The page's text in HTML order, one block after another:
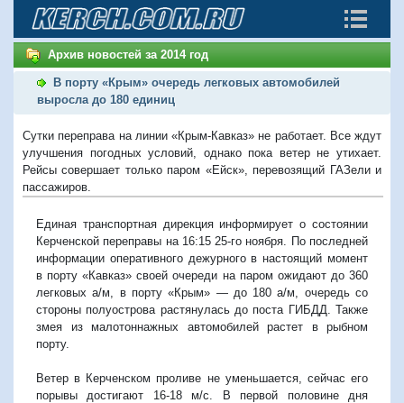
Архив новостей за 2014 год
В порту «Крым» очередь легковых автомобилей
выросла до 180 единиц
Сутки переправа на линии «Крым-Кавказ» не работает. Все ждут
улучшения погодных условий, однако пока ветер не утихает.
Рейсы совершает только паром «Ейск», перевозящий ГАЗели и
пассажиров.
Единая транспортная дирекция информирует о состоянии
Керченской переправы на 16:15 25-го ноября. По последней
информации оперативного дежурного в настоящий момент
в порту «Кавказ» своей очереди на паром ожидают до 360
легковых а/м, в порту «Крым» — до 180 а/м, очередь со
стороны полуострова растянулась до поста ГИБДД. Также
змея из малотоннажных автомобилей растет в рыбном
порту.
Ветер в Керченском проливе не уменьшается, сейчас его
порывы достигают 16-18 м/с. В первой половине дня